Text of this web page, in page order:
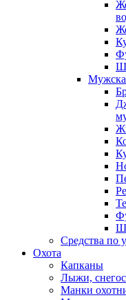
Средства по
Охота
Капканы
Лыжи,
Манки